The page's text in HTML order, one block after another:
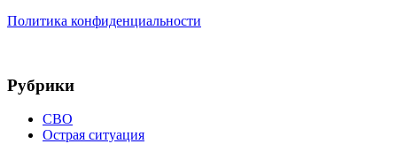
Политика конфиденциальности
Рубрики
СВО
Острая ситуация